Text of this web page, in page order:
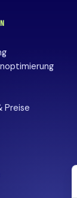
Preise